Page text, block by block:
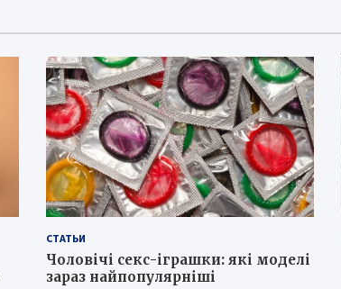
СТАТЬИ
Чоловічі секс-іграшки: які моделі
зараз найпопулярніші